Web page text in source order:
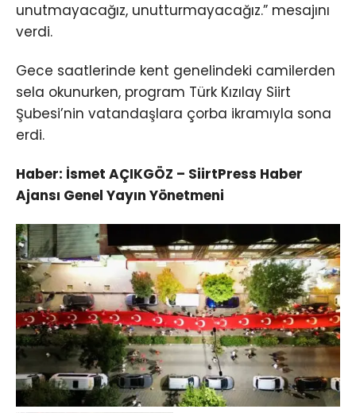
unutmayacağız, unutturmayacağız.” mesajını
verdi.
Gece saatlerinde kent genelindeki camilerden
sela okunurken, program Türk Kızılay Siirt
Şubesi’nin vatandaşlara çorba ikramıyla sona
erdi.
Haber: İsmet AÇIKGÖZ – SiirtPress Haber
Ajansı Genel Yayın Yönetmeni